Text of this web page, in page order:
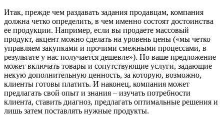
Итак, прежде чем раздавать задания продавцам, компания
должна четко определить, в чем именно состоят достоинства
ее продукции. Например, если вы продаете массовый
продукт, акцент можно сделать на уровень цены («мы четко
управляем закупками и прочими смежными процессами, в
результате у нас получается дешевле»). Но ваше предложение
может включать товары и сопутствующие услуги, задающие
некую дополнительную ценность, за которую, возможно,
клиенты готовы платить. И наконец, компания может
предлагать свой опыт и знания – изучать потребности
клиента, ставить диагноз, предлагать оптимальные решения и
лишь затем поставлять нужные продукты.